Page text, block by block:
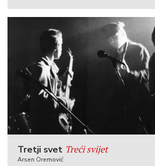
Tretji svet Treći svijet
Arsen Oremović